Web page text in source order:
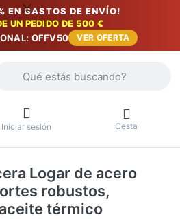
EN GASTOS DE ENVÍO!
UN PEDIDO DE 500 €
OFFV50
VER OFERTA
Iniciar sesión Cesta
Logar de acero
robustos,
térmico